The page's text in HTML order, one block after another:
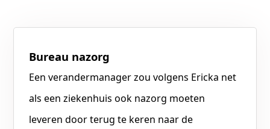
Bureau nazorg
Een verandermanager zou volgens Ericka net
als een ziekenhuis ook nazorg moeten
leveren door terug te keren naar de